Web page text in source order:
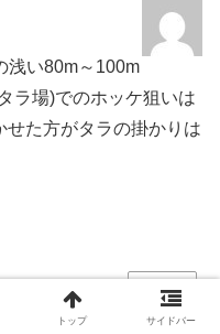
浅い80m～100m
ラ場)でのホッケ狙いは
せた方がタラの掛かりは
返信
トップ サイドバー